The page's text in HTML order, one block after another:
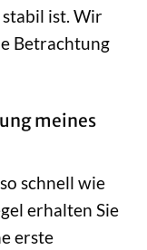
ist. Wir
Betrachtung
meines
schnell wie
erhalten Sie
erste